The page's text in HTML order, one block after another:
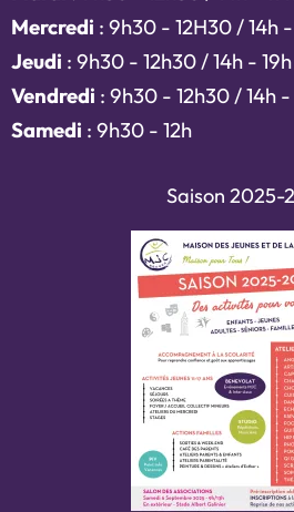
Mercredi : 9h30 - 12H30 / 14h
Jeudi : 9h30 - 12h30 / 14h - 19h
Vendredi : 9h30 - 12h30 / 14h -
Samedi : 9h30 - 12h
Saison 2025-